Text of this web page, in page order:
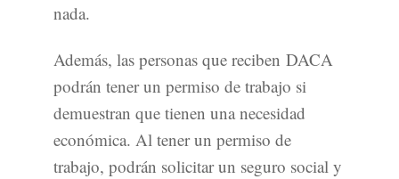
nada.
Además, las personas que reciben DACA
podrán tener un permiso de trabajo si
demuestran que tienen una necesidad
económica. Al tener un permiso de
trabajo, podrán solicitar un seguro social y